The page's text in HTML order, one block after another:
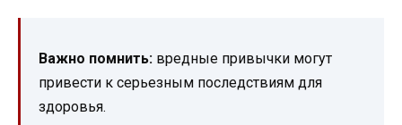
Важно помнить: вредные привычки могут
привести к серьезным последствиям для
здоровья.